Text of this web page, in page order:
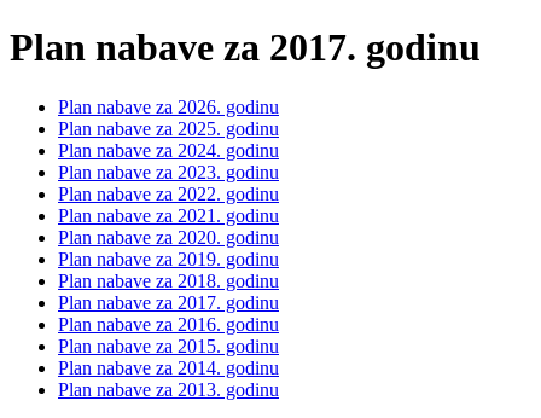
Plan nabave za 2017. godinu
Plan nabave za 2026. godinu
Plan nabave za 2025. godinu
Plan nabave za 2024. godinu
Plan nabave za 2023. godinu
Plan nabave za 2022. godinu
Plan nabave za 2021. godinu
Plan nabave za 2020. godinu
Plan nabave za 2019. godinu
Plan nabave za 2018. godinu
Plan nabave za 2017. godinu
Plan nabave za 2016. godinu
Plan nabave za 2015. godinu
Plan nabave za 2014. godinu
Plan nabave za 2013. godinu